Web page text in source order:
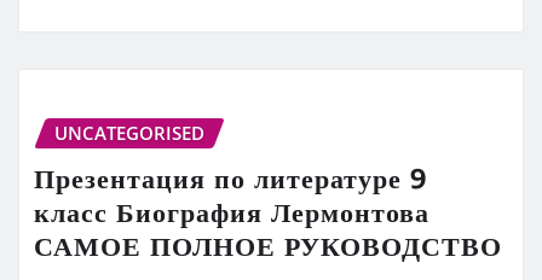
UNCATEGORISED
Презентация по литературе 9
класс Биография Лермонтова
САМОЕ ПОЛНОЕ РУКОВОДСТВО